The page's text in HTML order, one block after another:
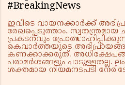
#BreakingNews
ഇവിടെ വായനക്കാർക്ക്
രേഖപ്പെടുത്താം. സ്വതന്ത്രമായ
പ്രകടനവും
കെവാർത്തയുടെ
കണക്കാക്കരുത്.
പരാമർശങ്ങളും പാടുള്ളതല്ല.
ശക്തമായ നിയമനടപടി